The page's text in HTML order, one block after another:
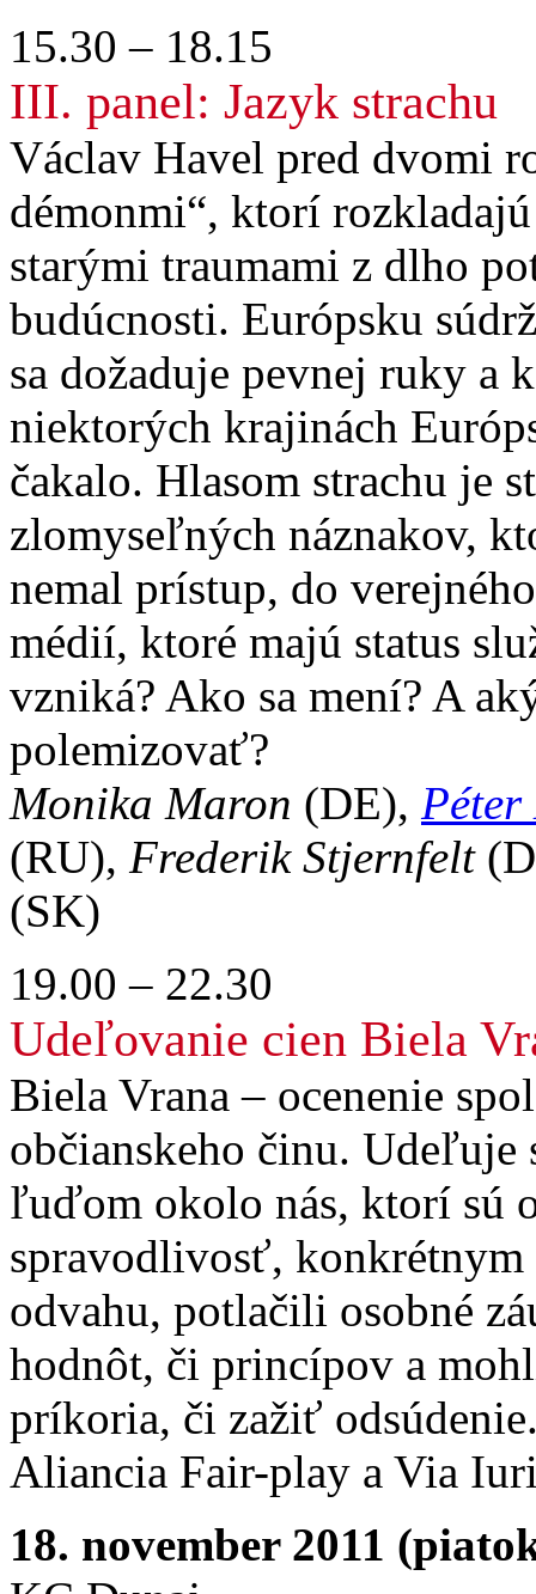
15.30 – 18.15
III. panel: Jazyk strachu
Václav Havel pred dvomi
démonmi“, ktorí
starými traumami z dlho
budúcnosti. Európsku
sa dožaduje pevnej ruky a
niektorých krajinách
čakalo. Hlasom strachu je
zlomyseľných náznakov,
nemal prístup, do
médií, ktoré majú status
vzniká? Ako sa mení? A
polemizovať?
Monika Maron (DE), Péter
(RU), Frederik Stjernfelt
(SK)
19.00 – 22.30
Udeľovanie cien Biela
Biela Vrana – ocenenie
občianskeho činu. Udeľuje
ľuďom okolo nás, ktorí sú
spravodlivosť,
odvahu, potlačili osobné
hodnôt, či princípov a
príkoria, či zažiť
Aliancia Fair-play a Via
18. november 2011